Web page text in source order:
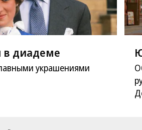
диадеме
украшениями